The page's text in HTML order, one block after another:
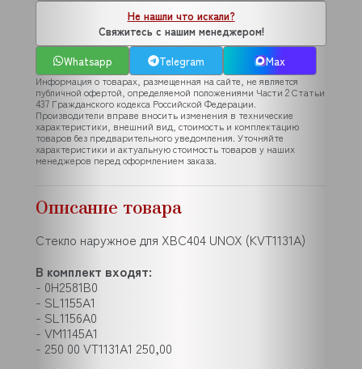
Не нашли что искали?
Свяжитесь с нашим менеджером!
Whatsapp
Telegram Max
Информация о товарах, размещенная на сайте, не является
публичной офертой, определяемой положениями Части 2 Статьи
437 Гражданского кодекса Российской Федерации.
Производители вправе вносить изменения в технические
характеристики, внешний вид, стоимость и комплектацию
товаров без предварительного уведомления. Уточняйте
характеристики и актуальную стоимость товаров у наших
менеджеров перед оформлением заказа.
Описание товара
Стекло наружное для XBC404 UNOX (KVT1131A)
В комплект входят:
- 0H2581B0
- SL1155A1
- SL1156A0
- VM1145A1
- 250 00 VT1131A1 250,00